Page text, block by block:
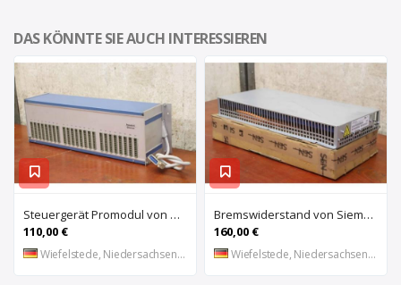
DAS KÖNNTE SIE AUCH INTERESSIEREN
Steuergerät Promodul von Schleicher Ilsemann – KEG 24-30 KCD 1
110,00 €
Wiefelstede, Niedersachsen, DE
Bremswiderstand von Siemens – 6SL3100-1BE21-3AA0
160,00 €
Wiefelstede, Niedersachsen, DE